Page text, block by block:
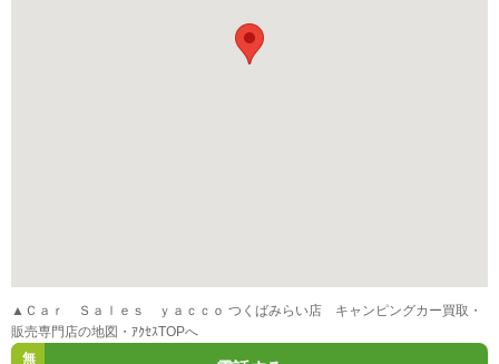
▲Ｃａｒ Ｓａｌｅｓ ｙａｃｃｏ つくばみらい店 キャンピングカー買取・
販売専門店の地図・ｱｸｾｽTOPへ
無